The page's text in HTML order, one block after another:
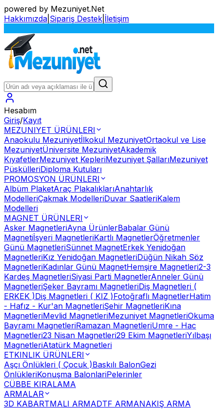
powered by Mezuniyet.Net
Hakkımızda Sipariş Destek İletişim
Hesabım
Giriş/Kayıt
MEZUNIYET ÜRÜNLERI
Anaokulu Mezuniyetİlkokul MezuniyetOrtaokul ve Lise
MezuniyetÜniversite MezuniyetAkademik
KıyafetlerMezuniyet KepleriMezuniyet ŞallarıMezuniyet
PüskülleriDiploma Kutuları
PROMOSYON ÜRÜNLERI
Albüm PlaketAraç PlakalıklarıAnahtarlık
ModelleriÇakmak ModelleriDuvar SaatleriKalem
Modelleri
MAGNET ÜRÜNLERI
Asker MagnetleriAyna ÜrünlerBabalar Günü
Magnetiİşyeri MagnetleriKartlı MagnetlerÖğretmenler
Günü MagnetleriSünnet MagnetErkek Yenidoğan
MagnetleriKız Yenidoğan MagnetleriDüğün Nikah Söz
MagnetleriKadınlar Günü MagnetHemşire Magnetleri2-3
Kardeş MagnetleriSiyasi Parti MagnetlerAnneler Günü
MagnetleriŞeker Bayramı MagnetleriDiş Magnetleri (
ERKEK )Diş Magnetleri ( KIZ )Fotoğraflı MagnetlerHatim
- Hafız - Kur'an MagnetleriŞehir MagnetleriKına
MagnetleriMevlid MagnetleriMezuniyet MagnetleriOkuma
Bayramı MagnetleriRamazan MagnetleriUmre - Hac
Magnetleri23 Nisan Magnetleri29 Ekim MagnetleriYılbaşı
MagnetleriAtatürk Magnetleri
ETKINLIK ÜRÜNLERI
Aşçı Önlükleri ( Çocuk )Baskılı BalonGezi
ÖnlükleriKonuşma BalonlariPelerinler
CÜBBE KIRALAMA
ARMALAR
3D KABARTMALI ARMADTF ARMANAKIŞ ARMA